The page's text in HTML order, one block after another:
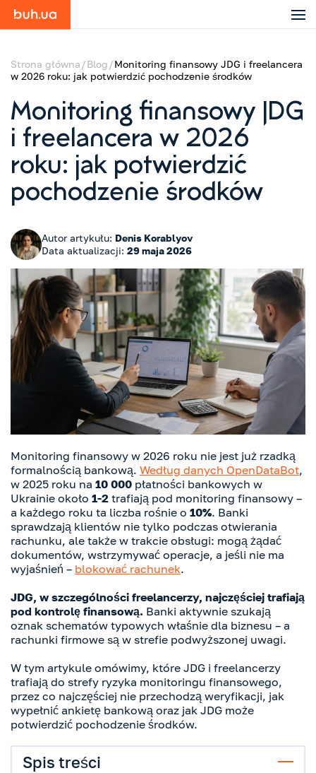
Strona główna Blog
Monitoring finansowy JDG i freelancera
w 2026 roku: jak potwierdzić pochodzenie środków
Monitoring finansowy JDG
i freelancera w 2026
roku: jak potwierdzić
pochodzenie środków
Autor artykułu: Denis Korablyov
Data aktualizacji: 29 maja 2026
Monitoring finansowy w 2026 roku nie jest już rzadką
formalnością bankową. Według danych OpenDataBot,
w 2025 roku na 10 000 płatności bankowych w
Ukrainie około 1-2 trafiają pod monitoring finansowy –
a każdego roku ta liczba rośnie o 10%. Banki
sprawdzają klientów nie tylko podczas otwierania
rachunku, ale także w trakcie obsługi: mogą żądać
dokumentów, wstrzymywać operacje, a jeśli nie ma
wyjaśnień – blokować rachunek.
JDG, w szczególności freelancerzy, najczęściej trafiają
pod kontrolę finansową. Banki aktywnie szukają
oznak schematów typowych właśnie dla biznesu – a
rachunki firmowe są w strefie podwyższonej uwagi.
W tym artykule omówimy, które JDG i freelancerzy
trafiają do strefy ryzyka monitoringu finansowego,
przez co najczęściej nie przechodzą weryfikacji, jak
wypełnić ankietę bankową oraz jak JDG może
potwierdzić pochodzenie środków.
Spis treści